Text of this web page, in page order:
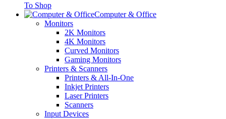
To Shop
Computer & Office
Monitors
2K Monitors
4K Monitors
Curved Monitors
Gaming Monitors
Printers & Scanners
Printers & All-In-One
Inkjet Printers
Laser Printers
Scanners
Input Devices